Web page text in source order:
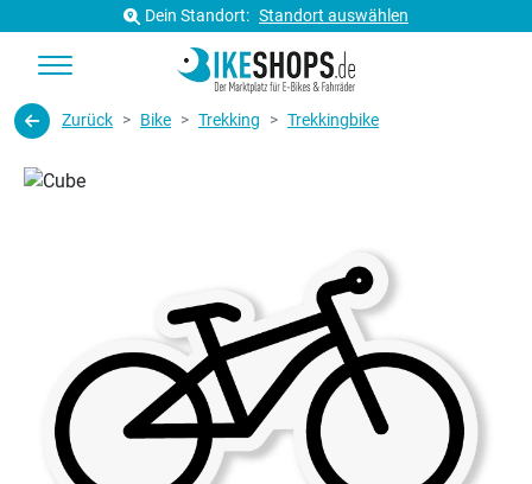
Dein Standort: Standort auswählen
Zurück Bike Trekking Trekkingbike